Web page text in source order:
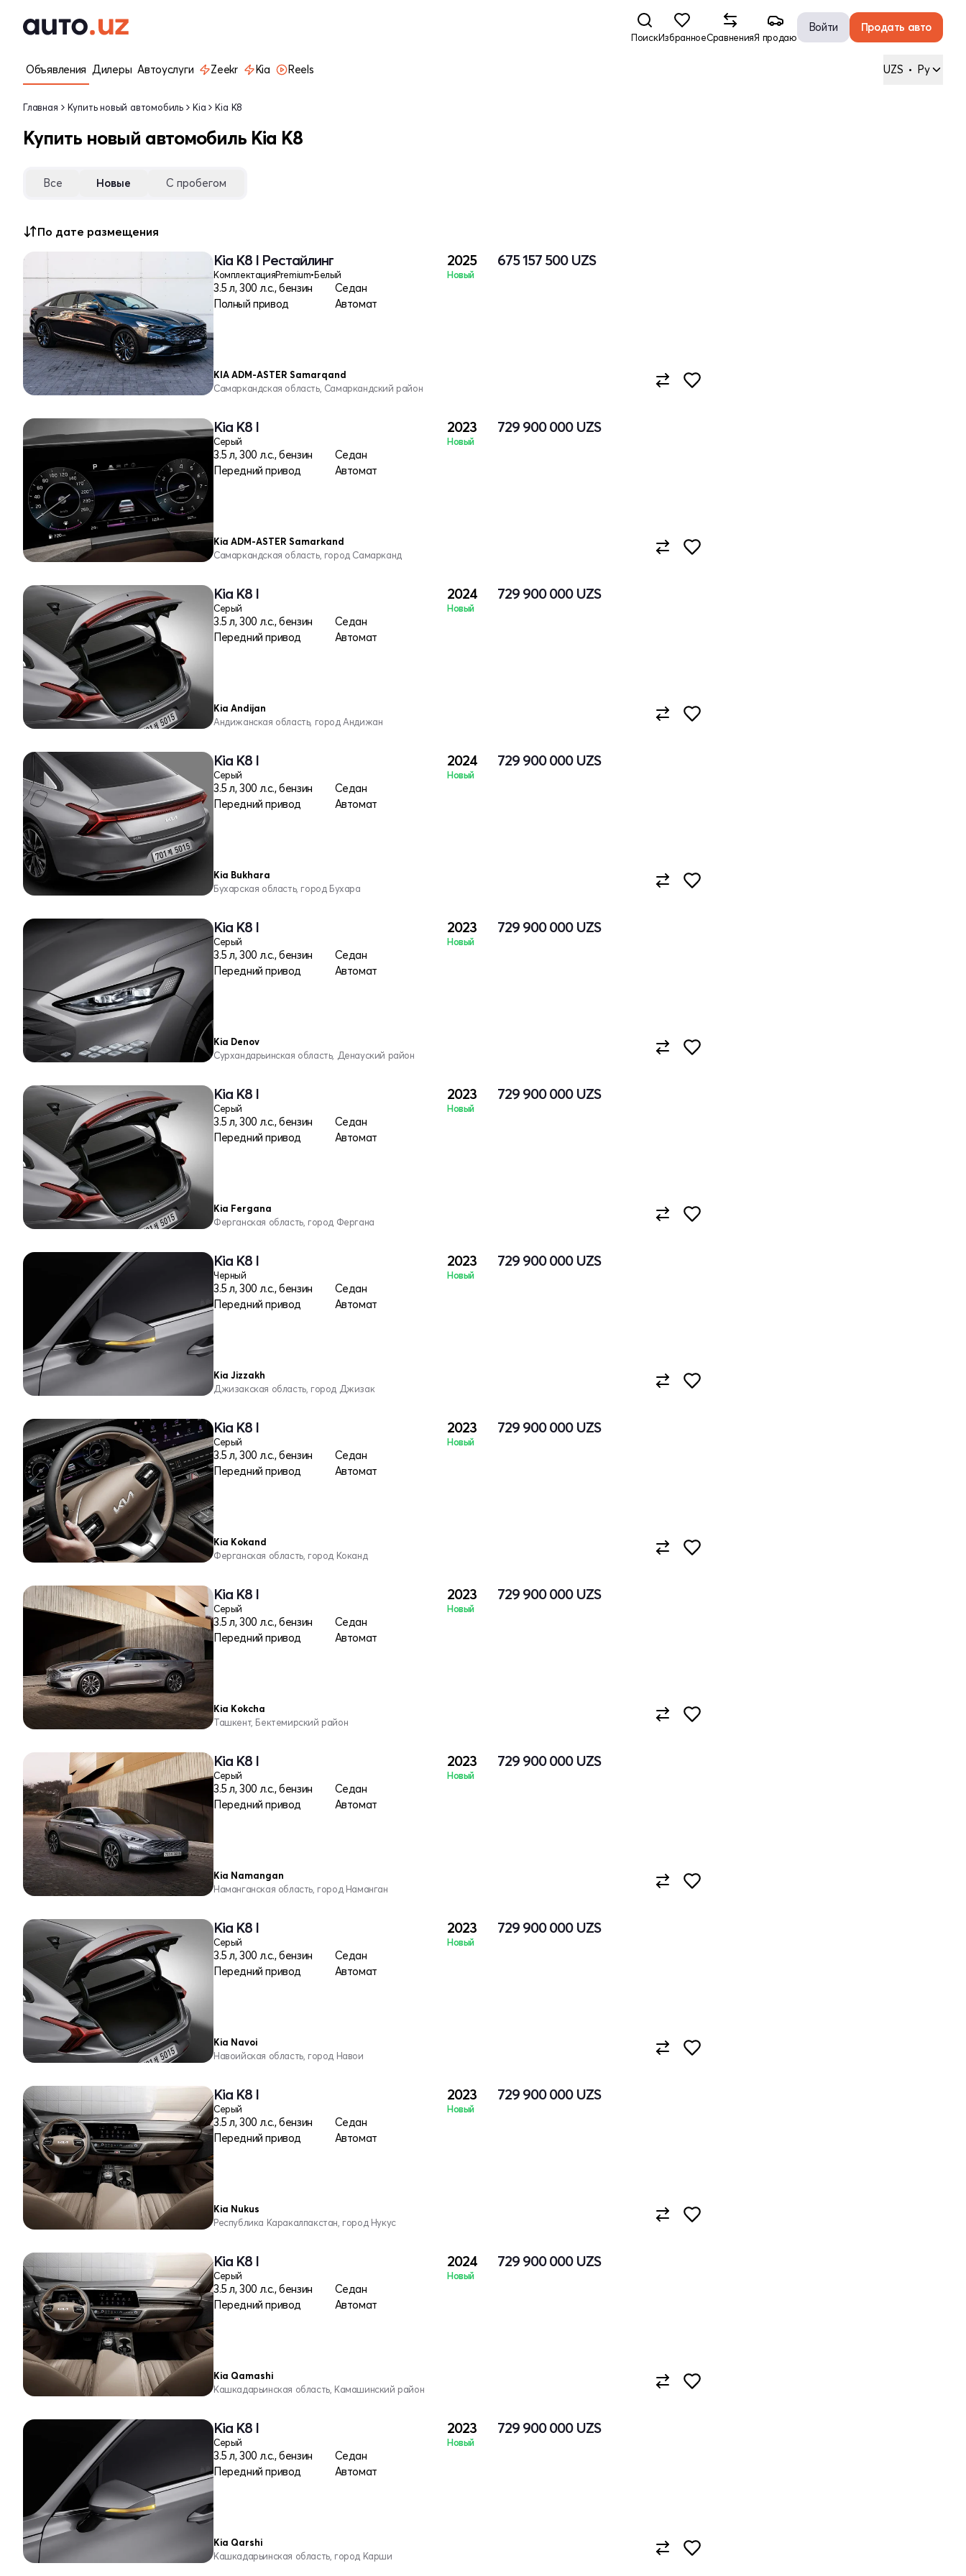
ПоискИзбранноеСравненияЯ продаю
Войти Продать авто
Объявления Дилеры Автоуслуги Zeekr Kia Reels UZS • Ру
Главная Купить новый автомобиль Kia Kia K8
Купить новый автомобиль Kia K8
Все Новые С пробегом
По дате размещения
Kia K8 I Рестайлинг
КомплектацияPremium•Белый
3.5 л, 300 л.с., бензин
Седан
Полный привод
Автомат
2025
Новый
675 157 500 UZS
KIA ADM-ASTER Samarqand
Самаркандская область, Самаркандский район
Kia K8 I
Серый
3.5 л, 300 л.с., бензин
Седан
Передний привод
Автомат
2023
Новый
729 900 000 UZS
Kia ADM-ASTER Samarkand
Самаркандская область, город Самарканд
Kia K8 I
Серый
3.5 л, 300 л.с., бензин
Седан
Передний привод
Автомат
2024
Новый
729 900 000 UZS
Kia Andijan
Андижанская область, город Андижан
Kia K8 I
Серый
3.5 л, 300 л.с., бензин
Седан
Передний привод
Автомат
2024
Новый
729 900 000 UZS
Kia Bukhara
Бухарская область, город Бухара
Kia K8 I
Серый
3.5 л, 300 л.с., бензин
Седан
Передний привод
Автомат
2023
Новый
729 900 000 UZS
Kia Denov
Сурхандарьинская область, Денауский район
Kia K8 I
Серый
3.5 л, 300 л.с., бензин
Седан
Передний привод
Автомат
2023
Новый
729 900 000 UZS
Kia Fergana
Ферганская область, город Фергана
Kia K8 I
Черный
3.5 л, 300 л.с., бензин
Седан
Передний привод
Автомат
2023
Новый
729 900 000 UZS
Kia Jizzakh
Джизакская область, город Джизак
Kia K8 I
Серый
3.5 л, 300 л.с., бензин
Седан
Передний привод
Автомат
2023
Новый
729 900 000 UZS
Kia Kokand
Ферганская область, город Коканд
Kia K8 I
Серый
3.5 л, 300 л.с., бензин
Седан
Передний привод
Автомат
2023
Новый
729 900 000 UZS
Kia Kokcha
Ташкент, Бектемирский район
Kia K8 I
Серый
3.5 л, 300 л.с., бензин
Седан
Передний привод
Автомат
2023
Новый
729 900 000 UZS
Kia Namangan
Наманганская область, город Наманган
Kia K8 I
Серый
3.5 л, 300 л.с., бензин
Седан
Передний привод
Автомат
2023
Новый
729 900 000 UZS
Kia Navoi
Навоийская область, город Навои
Kia K8 I
Серый
3.5 л, 300 л.с., бензин
Седан
Передний привод
Автомат
2023
Новый
729 900 000 UZS
Kia Nukus
Республика Каракалпакстан, город Нукус
Kia K8 I
Серый
3.5 л, 300 л.с., бензин
Седан
Передний привод
Автомат
2024
Новый
729 900 000 UZS
Kia Qamashi
Кашкадарьинская область, Камашинский район
Kia K8 I
Серый
3.5 л, 300 л.с., бензин
Седан
Передний привод
Автомат
2023
Новый
729 900 000 UZS
Kia Qarshi
Кашкадарьинская область, город Карши